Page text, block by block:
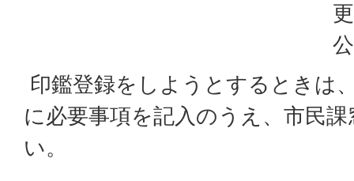
印鑑登録をしようとするときは
に必要事項を記入のうえ、市民
い。